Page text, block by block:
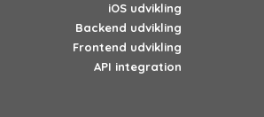
iOS udvikling
Backend udvikling
Frontend udvikling
API integration